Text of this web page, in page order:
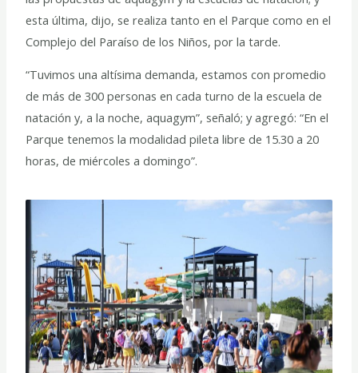
esta última, dijo, se realiza tanto en el Parque como en el
Complejo del Paraíso de los Niños, por la tarde.
“Tuvimos una altísima demanda, estamos con promedio
de más de 300 personas en cada turno de la escuela de
natación y, a la noche, aquagym”, señaló; y agregó: “En el
Parque tenemos la modalidad pileta libre de 15.30 a 20
horas, de miércoles a domingo”.